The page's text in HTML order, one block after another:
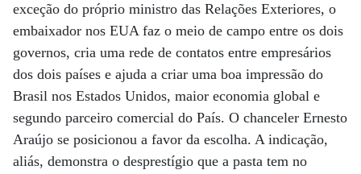
exceção do próprio ministro das Relações Exteriores, o
embaixador nos EUA faz o meio de campo entre os dois
governos, cria uma rede de contatos entre empresários
dos dois países e ajuda a criar uma boa impressão do
Brasil nos Estados Unidos, maior economia global e
segundo parceiro comercial do País. O chanceler Ernesto
Araújo se posicionou a favor da escolha. A indicação,
aliás, demonstra o desprestígio que a pasta tem no